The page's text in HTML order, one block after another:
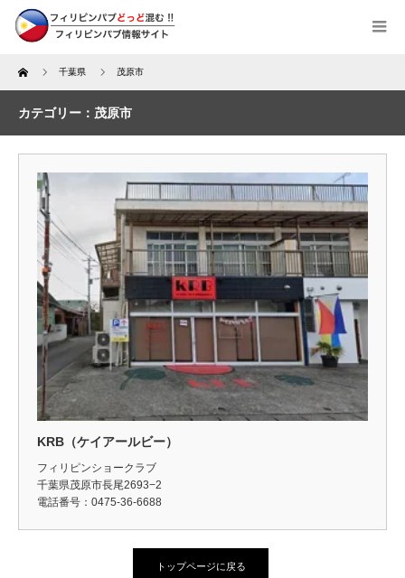
Home 千葉県 茂原市
カテゴリー：茂原市
KRB（ケイアールビー）
フィリピンショークラブ
千葉県茂原市長尾2693−2
電話番号：0475-36-6688
トップページに戻る